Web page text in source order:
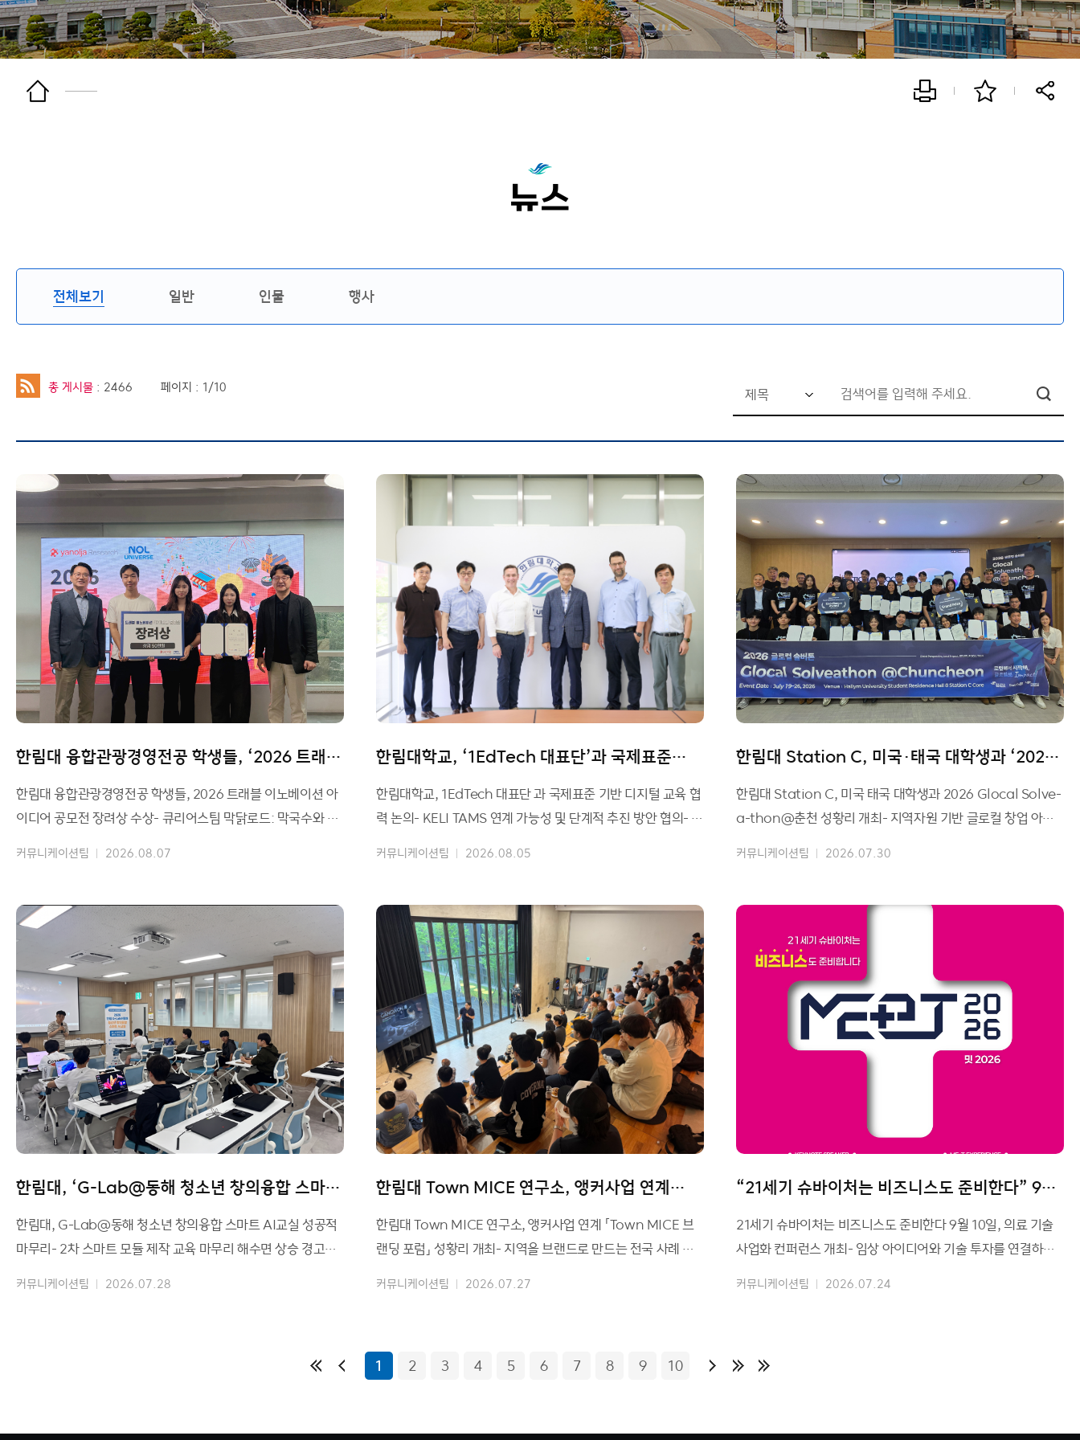
뉴스
전체보기 일반 인물 행사
총 게시물 : 2466 페이지 : 1/10
한림대 융합관광경영전공 학생들, ‘2026 트래블
이노베이션 아이디어 공모전’ 장려상 수상
한림대 융합관광경영전공 학생들, 2026 트래블 이노베이션 아
이디어 공모전 장려상 수상- 큐리어스팀 막닭로드: 막국수와 닭
커뮤니케이션팀 2026.08.07
한림대학교, ‘1EdTech 대표단’과 국제표준
기반 디지털 교육 협력 논의
한림대학교, 1EdTech 대표단 과 국제표준 기반 디지털 교육 협
력 논의- KELI TAMS 연계 가능성 및 단계적 추진 방안 협의- 디
커뮤니케이션팀 2026.08.05
한림대 Station C, 미국·태국 대학생과 ‘2026
Glocal Solve-a-tho
한림대 Station C, 미국 태국 대학생과 2026 Glocal Solve-
a-thon@춘천 성황리 개최- 지역자원 기반 글로컬 창업 아이
커뮤니케이션팀 2026.07.30
한림대, ‘G-Lab@동해 청소년 창의융합 스마트
AI교실’ 성공적 마무리
한림대, G-Lab@동해 청소년 창의융합 스마트 AI교실 성공적
마무리- 2차 스마트 모듈 제작 교육 마무리 해수면 상승 경고장
커뮤니케이션팀 2026.07.28
한림대 Town MICE 연구소, 앵커사업 연계
「Town MICE 브랜딩 포럼」 성황리
한림대 Town MICE 연구소, 앵커사업 연계 「Town MICE 브
랜딩 포럼」 성황리 개최- 지역을 브랜드로 만드는 전국 사례 공
커뮤니케이션팀 2026.07.27
“21세기 슈바이처는 비즈니스도 준비한다” 9월
10일, 의료 기술 사업화 컨퍼런스 개최
21세기 슈바이처는 비즈니스도 준비한다 9월 10일, 의료 기술
사업화 컨퍼런스 개최- 임상 아이디어와 기술 투자를 연결하는
커뮤니케이션팀 2026.07.24
1 2 3 4 5 6 7 8 9 10